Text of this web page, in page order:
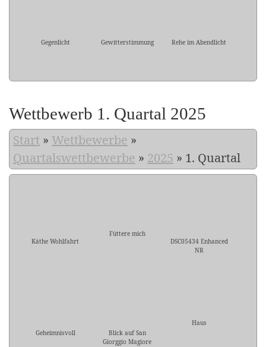
Gegenlicht Gewitterstimmung Rehe im Abendlicht
Wettbewerb 1. Quartal 2025
Start » Wettbewerbe »
Quartalswettbewerbe » 2025 » 1. Quartal
Käthe Wohlfahrt
Füttere mich
DSC05434 Enhanced
NR
Geheimnisvoll
Blick auf San
Giorggio Magiore
Haus